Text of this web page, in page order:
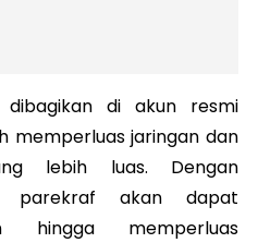
di akun resmi
memperluas jaringan dan
lebih luas. Dengan
parekraf akan dapat
hingga memperluas